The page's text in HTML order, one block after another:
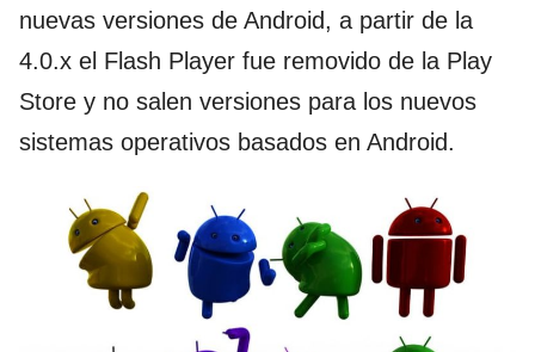
nuevas versiones de Android, a partir de la
4.0.x el Flash Player fue removido de la Play
Store y no salen versiones para los nuevos
sistemas operativos basados en Android.